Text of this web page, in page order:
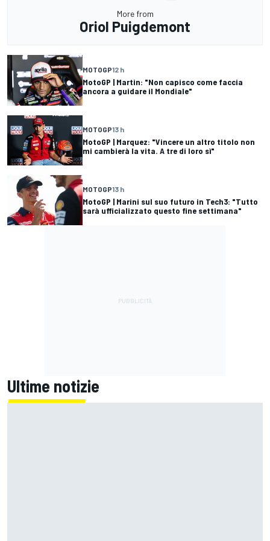
More from
Oriol Puigdemont
MOTOGP12 h
MotoGP | Martin: "Non capisco come faccia
ancora a guidare il Mondiale"
MOTOGP13 h
MotoGP | Marquez: "Vincere un altro titolo non
mi cambierà la vita. A tre di loro sì"
MOTOGP13 h
MotoGP | Marini sul suo futuro in Tech3: "Tutto
sarà ufficializzato questo fine settimana"
Ultime notizie